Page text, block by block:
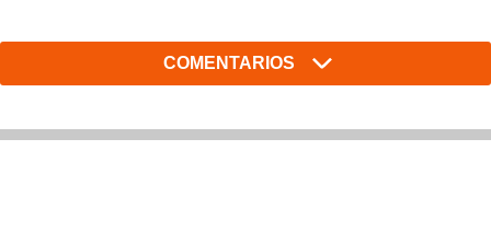
COMENTARIOS